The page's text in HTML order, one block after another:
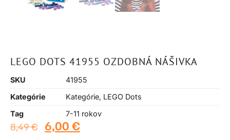
LEGO DOTS 41955 OZDOBNÁ NÁŠIVKA
SKU
41955
Kategórie
Kategórie, LEGO Dots
Tag
7-11 rokov
8,49€ 6,00 €